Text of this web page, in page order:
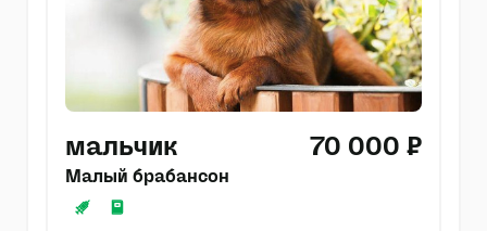
мальчик 70 000 ₽
Малый брабансон